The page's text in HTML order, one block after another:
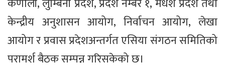
कर्णाली, लुम्बिनी प्रदेश, प्रदेश नम्बर १, मधेश प्रदेश तथा
केन्द्रीय अनुशासन आयोग, निर्वाचन आयोग, लेखा
आयोग र प्रवास प्रदेशअन्तर्गत एसिया संगठन समितिको
परामर्श बैठक सम्पन्न गरिसकेको छ।